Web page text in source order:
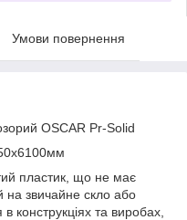
Умови повернення
OSCAR Pr-Solid
пластик, що не має
на звичайне скло або
конструкціях та виробах,